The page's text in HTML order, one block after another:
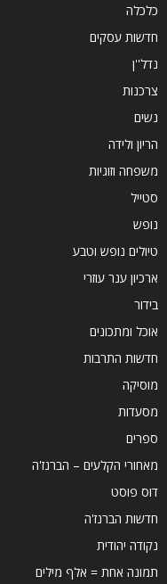
כלכלה
חדשות עסקים
נדל''ן
צרכנות
נשים
הריון ולידה
משפחה וזוגיות
סטייל
נופש
טיולים נופש וטבע
ארכיון ענר עוזרי
בידור
אוכל ומתכונים
חדשות התרבות
מוסיקה
מסעדות
ספרים
מאחורי הקלעים – הברנז'ה
דוס פוסט
חדשות הברנז'ה
נקודה יהודית
תמונה אחת = אלף מילים